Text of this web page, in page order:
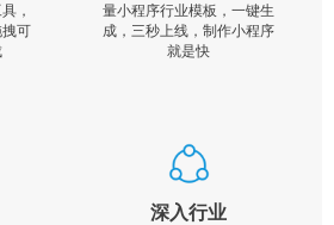
，
可
量小程序行业模板，一键生
成，三秒上线，制作小程序
就是快
深入行业